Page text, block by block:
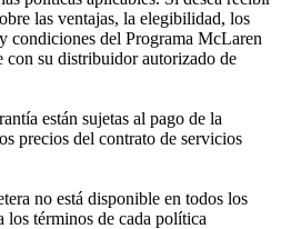
las ventajas, la elegibilidad, los
condiciones del Programa McLaren
con su distribuidor autorizado de
están sujetas al pago de la
precios del contrato de servicios
no está disponible en todos los
los términos de cada política